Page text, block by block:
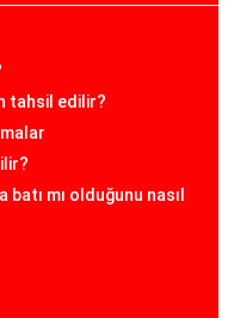
tahsil edilir?
mı olduğunu nasıl